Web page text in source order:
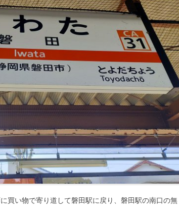
買い物で寄り道して磐田駅に戻り、磐田駅の南口の無